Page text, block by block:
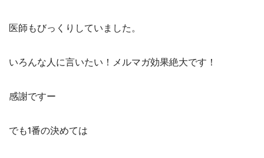
医師もびっくりしていました。
いろんな人に言いたい！メルマガ効果絶大です！
感謝ですー
でも1番の決めては